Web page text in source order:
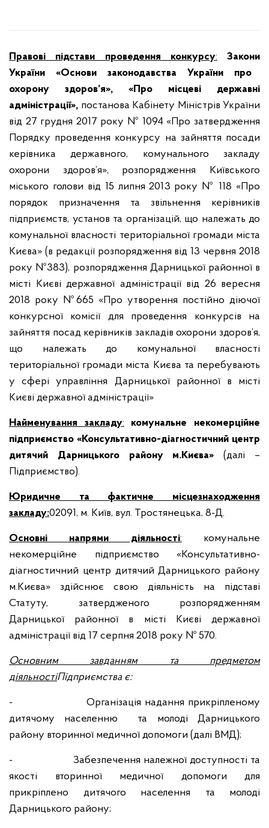
Правові підстави проведення конкурсу: Закони
України «Основи законодавства України про
охорону здоров’я», «Про місцеві державні
адміністрації», постанова Кабінету Міністрів України
від 27 грудня 2017 року № 1094 «Про затвердження
Порядку проведення конкурсу на зайняття посади
керівника державного, комунального закладу
охорони здоров’я», розпорядження Київського
міського голови від 15 липня 2013 року № 118 «Про
порядок призначення та звільнення керівників
підприємств, установ та організацій, що належать до
комунальної власності територіальної громади міста
Києва» (в редакції розпорядження від 13 червня 2018
року №383), розпорядження Дарницької районної в
місті Києві державної адміністрації від 26 вересня
2018 року №665 «Про утворення постійно діючої
конкурсної комісії для проведення конкурсів на
зайняття посад керівників закладів охорони здоров’я,
що належать до комунальної власності
територіальної громади міста Києва та перебувають
у сфері управління Дарницької районної в місті
Києві державної адміністрації»
Найменування закладу:
комунальне некомерційне
підприємство «Консультативно-діагностичний центр
дитячий Дарницького району м.Києва»(далі –
Підприємство).
Юридичне та фактичне місцезнаходження
закладу:02091, м. Київ, вул. Тростянецька, 8-Д.
Основні напрями діяльності: комунальне
некомерційне підприємство «Консультативно-
діагностичний центр дитячий Дарницького району
м.Києва» здійснює свою діяльність на підставі
Статуту, затвердженого розпорядженням
Дарницької районної в місті Києві державної
адміністрації від 17 серпня 2018 року № 570.
Основним завданням та предметом
діяльностіПідприємства є:
- Організація надання прикріпленому
дитячому населенню та молоді Дарницького
району вторинної медичної допомоги (далі ВМД);
- Забезпечення належної доступності та
якості вторинної медичної допомоги для
прикріплено дитячого населення та молоді
Дарницького району;